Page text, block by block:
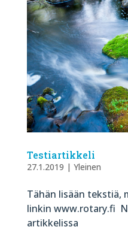
Testiartikkeli
27.1.2019 | Yleinen
Tähän lisään tekstiä,
linkin www.rotary.fi
artikkelissa